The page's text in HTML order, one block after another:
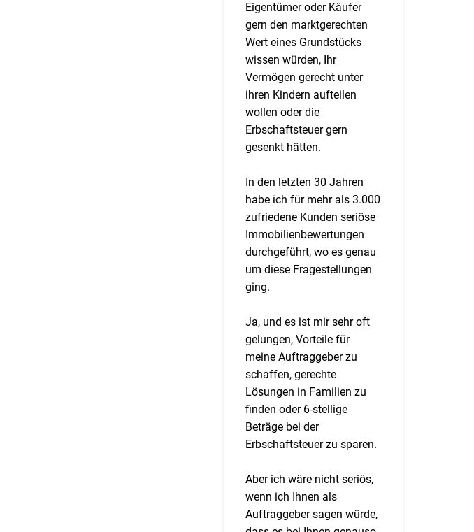
Eigentümer oder Käufer
gern den marktgerechten
Wert eines Grundstücks
wissen würden, Ihr
Vermögen gerecht unter
ihren Kindern aufteilen
wollen oder die
Erbschaftsteuer gern
gesenkt hätten.
In den letzten 30 Jahren
habe ich für mehr als 3.000
zufriedene Kunden seriöse
Immobilienbewertungen
durchgeführt, wo es genau
um diese Fragestellungen
ging.
Ja, und es ist mir sehr oft
gelungen, Vorteile für
meine Auftraggeber zu
schaffen, gerechte
Lösungen in Familien zu
finden oder 6-stellige
Beträge bei der
Erbschaftsteuer zu sparen.
Aber ich wäre nicht seriös,
wenn ich Ihnen als
Auftraggeber sagen würde,